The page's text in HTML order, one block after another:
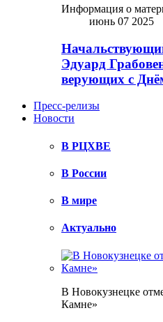
Информация о
июнь 07 2025
Эдуард
верующих с
Пресс-релизы
Новости
В РЦХВЕ
В России
В мире
Актуально
В Новокузнецке
Камне»